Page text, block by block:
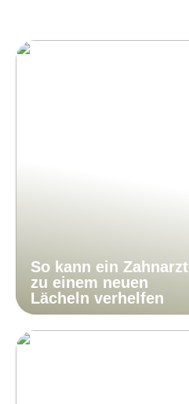
So kann ein Zahnarzt
zu einem neuen
Lächeln verhelfen